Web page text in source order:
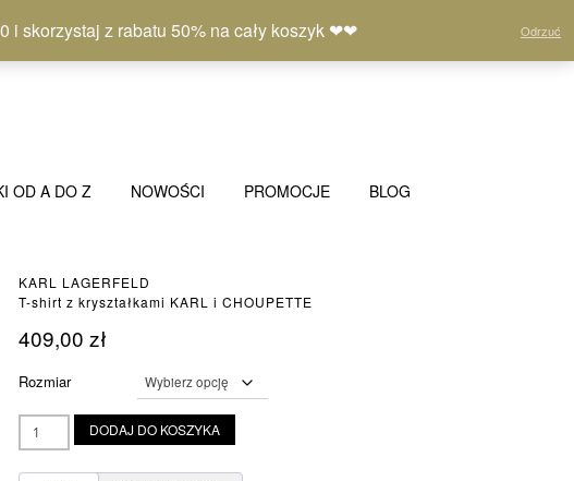
skorzystaj z rabatu 50% na cały koszyk ❤❤ Odrzuć
Moje
OD A DO Z NOWOŚCI PROMOCJE BLOG
KARL LAGERFELD
T-shirt z kryształkami KARL i CHOUPETTE
409,00zł
Rozmiar
ilość
T-
DODAJ DO KOSZYKA